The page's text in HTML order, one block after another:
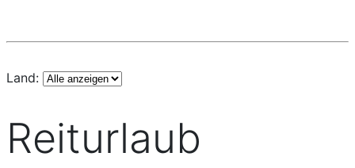
hat van Gogh, den Fremden, zum Wahnsinn
Provenzalen, hat es immer wieder
herausgefordert.
Land:
Reiturlaub